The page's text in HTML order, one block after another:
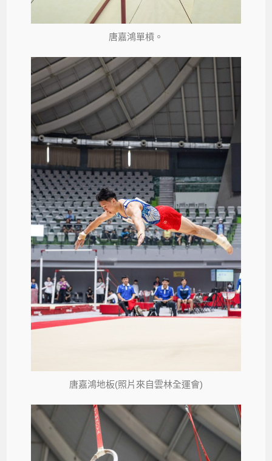
唐嘉鴻單槓。
唐嘉鴻地板(照片來自雲林全運會)